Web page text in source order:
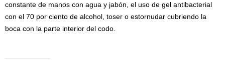
constante de manos con agua y jabón, el uso de gel antibacterial
con el 70 por ciento de alcohol, toser o estornudar cubriendo la
boca con la parte interior del codo.